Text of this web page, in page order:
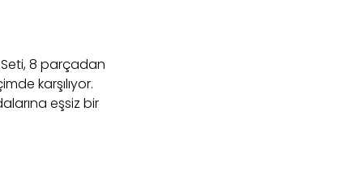
8 parçadan
karşılıyor.
eşsiz bir